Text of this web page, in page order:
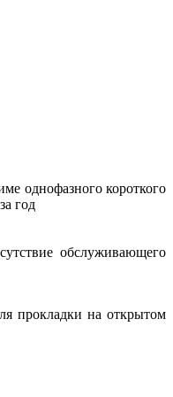
однофазного короткого
год
обслуживающего
прокладки на открытом